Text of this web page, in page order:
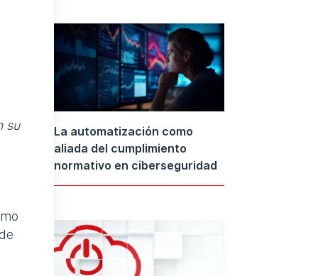
su
La automatización como
aliada del cumplimiento
normativo en ciberseguridad